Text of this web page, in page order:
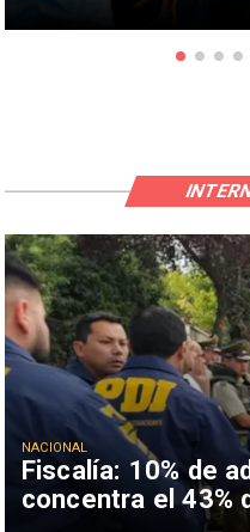
Fiscalía: 10% de
concentra el 43%
NACIONAL